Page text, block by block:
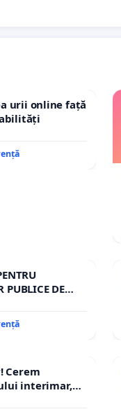
urii online față
PUBLICE DE
Cerem
interimar,